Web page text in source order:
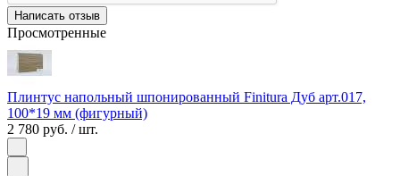
Написать отзыв
Просмотренные
Плинтус напольный шпонированный Finitura Дуб арт.017,
100*19 мм (фигурный)
2 780 руб. / шт.